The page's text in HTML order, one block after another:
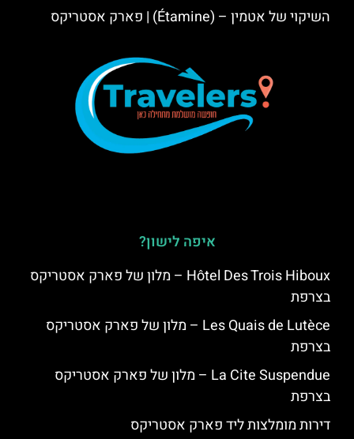
השיקוי של אטמין – (Étamine) | פארק אסטריקס
איפה לישון?
Hôtel Des Trois Hiboux – מלון של פארק אסטריקס
בצרפת
Les Quais de Lutèce – מלון של פארק אסטריקס
בצרפת
La Cite Suspendue – מלון של פארק אסטריקס
בצרפת
דירות מומלצות ליד פארק אסטריקס